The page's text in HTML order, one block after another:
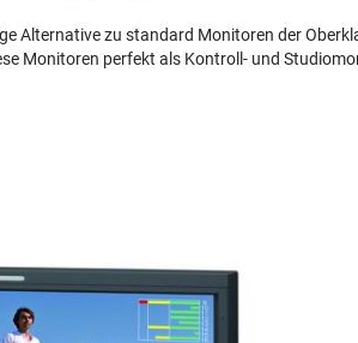
Alternative zu standard Monitoren der
Monitoren perfekt als Kontroll- und